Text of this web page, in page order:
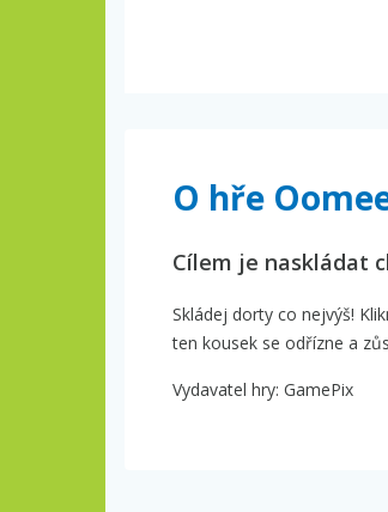
O hře
Cílem je naskládat
Skládej dorty co nejvýš!
ten kousek se odřízne a
Vydavatel hry: GamePix